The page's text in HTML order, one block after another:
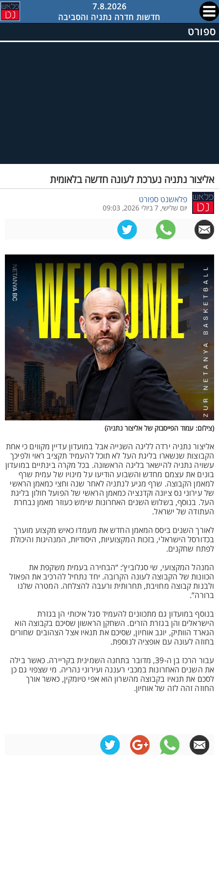
7.8.2026
חדשות חדרה נתניה והסביבה
ספורט
אליצור נתניה נערכת לעונה חדשה בלאומית
פלאשנט ספורט
יום שלישי, 7 ביולי 2026, 09:03
(צילום: עמוד הפייסבוק של אליצור נתניה)
אליצור נתניה ירדה לליגה השנייה אבל במועדון עדיין מקווים כי אחת
הקבוצות שנשארו בליגת העל לא תוכל להעמיד תקציב ראוי ולפיכך
עשויה נתניה להישאר בליגה הראשונה. בכל מקרה בינתיים במועדון
בונים את עצמם מחדש והשבוע הודיעו על מינויו של עמית שרף
למאמן הקבוצה. שרף מגיע לנתניה לאחר שנה וחצי כמאמן הראשי
של עירוני נס ציונה וקדנציה כמאמן הראשי של הפועל חולון בליגת
העל. בנוסף, בשלוש השנים האחרונות שימש כעוזר מאמן נבחרת
העתודה של ישראל.
לאורך השנים ביסס המאמן החדש את מעמדו כאיש מקצוע מוערך
בכדורסל הישראלי, בזכות המקצועיות, היסודיות, המנהיגות והיכולת
לפתח שחקנים.
המנהל המקצועי, שי סגלוביץ’: “הבחירה בעמית משקפת את
הכוונות של הקבוצה לעונה הקרובה. יחד נתחיל להרכיב את הפאזל
ולבנות קבוצה מחויבת, תחרותית ורעבה להצלחה. המטרה שלנו
ברורה”.
בנוסף במועדון גם מתכוונים להעמיד סגל איכותי הן בגזרת
הישראלים והן בגזרת הזרים. השחקן הראשון שסיכם בקבוצה הוא
הגארד הוותיק, יוגב אוחיון, שסיכם את תנאיו אצל הצהובים שחורים
בחוזה לעונה עם אופציה לנוספת.
עבור הרכז בן ה-39, מדובר בתחנה השמינית בקריירה. כאשר בילה
את השנים האחרונות במכבי רעננה ועירוני נהריה. מי שצפוי גם כן
לסכם את תנאיו בקבוצה מהשרון הוא אפי טיומקין, כאשר אורך
החוזה זהה לזה של אוחיון.